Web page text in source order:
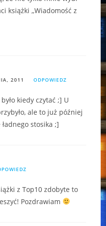
książki ,,Wiadomość z
2011 ODPOWIEDZ
kiedy czytać ;] U
ale to już później
stosika ;]
z Top10 zdobyte to
Pozdrawiam